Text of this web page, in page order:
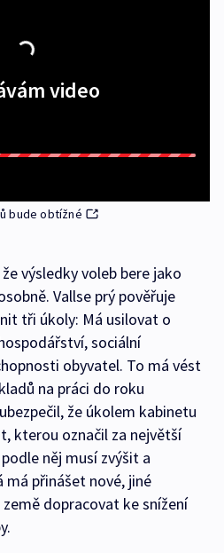
video
bude obtížné
výsledky voleb bere jako
Vallse prý pověřuje
tři úkoly: Má usilovat o
sociální
obyvatel. To má vést
na práci do roku
že úkolem kabinetu
kterou označil za největší
něj musí zvýšit a
přinášet nové, jiné
dopracovat ke snížení